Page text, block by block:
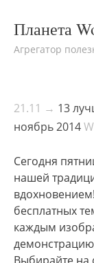
Планета
Агрегатор
21.11 → 13
ноябрь 2014
Сегодня
нашей
бесплатных
каждым